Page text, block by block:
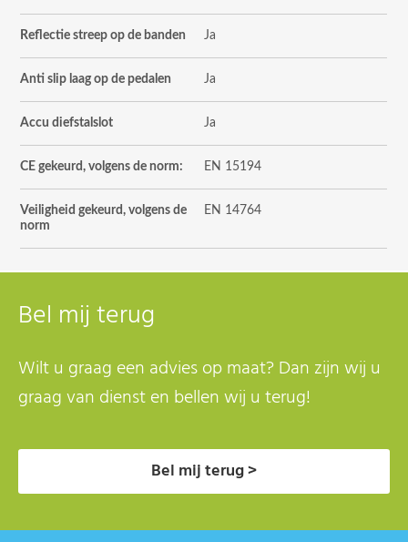
Reflectie streep op de banden Ja
Anti slip laag op de pedalen Ja
Accu diefstalslot Ja
CE gekeurd, volgens de norm: EN 15194
Veiligheid gekeurd, volgens de
norm
EN 14764
Bel mij terug
Wilt u graag een advies op maat? Dan zijn wij u
graag van dienst en bellen wij u terug!
Bel mij terug >